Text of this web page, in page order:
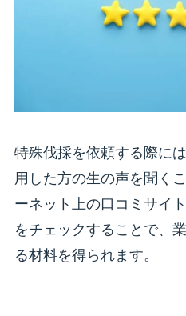
特殊伐採を依頼する際に
用した方の生の声を聞く
ーネット上の口コミサイ
をチェックすることで、
る材料を得られます。